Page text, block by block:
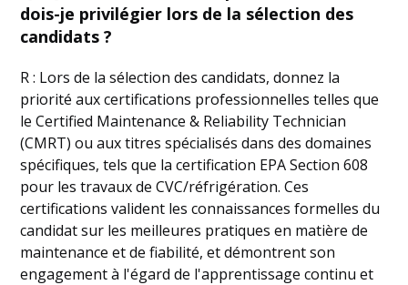
dois-je privilégier lors de la sélection des
candidats ?
R : Lors de la sélection des candidats, donnez la
priorité aux certifications professionnelles telles que
le Certified Maintenance & Reliability Technician
(CMRT) ou aux titres spécialisés dans des domaines
spécifiques, tels que la certification EPA Section 608
pour les travaux de CVC/réfrigération. Ces
certifications valident les connaissances formelles du
candidat sur les meilleures pratiques en matière de
maintenance et de fiabilité, et démontrent son
engagement à l'égard de l'apprentissage continu et